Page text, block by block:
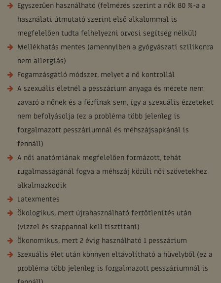
Egyszerűen használható (felmérés szerint a nők 80 %-a a
használati útmutató szerint első alkalommal is
megfelelően tudta felhelyezni orvosi segítség nélkül)
Mellékhatás mentes (amennyiben a gyógyászati szilikonra
nem allergiás)
Fogamzásgátló módszer, melyet a nő kontrollál
A szexuális életnél a pesszárium anyaga és mérete nem
zavaró a nőnek és a férfinak sem, így a szexuális érzeteket
nem befolyásolja (ez a probléma több jelenleg is
forgalmazott pesszáriumnál és méhszájsapkánál is
fennáll)
A női anatómiának megfelelően formázott, tehát
rugalmasságánál fogva a méhszáj körüli női szövetekhez
alkalmazkodik
Latexmentes
Ökologikus, mert újrahasználható fertőtlenítés után
(vízzel és szappannal kell tísztitani)
Ökonomikus, mert 2 évig használható 1 pesszárium
Szexuális élet után könnyen eltávolítható a hüvelyből (ez a
probléma több jelenleg is forgalmazott pesszáriumnál is